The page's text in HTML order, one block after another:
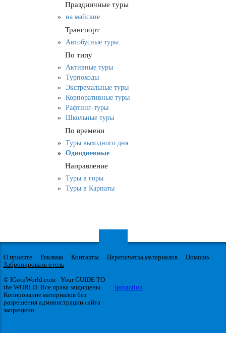
Праздничные туры
на майские
Транспорт
Автобусные туры
По типу
Активные туры
Турпоходы
Экстремальные туры
Корпоративные туры
Рафтинг-туры
Школьные туры
По времени
Туры выходного дня
Однодневные
Направление
Туры в горы
Туры в Карпаты
О проекте Реклама Контакты Перепечатка материалов
Помощь
Забронировать отель
© IGotoWorld.com - Your GUIDE TO
the WORLD. Все права защищены.
Копирование материалов без
разрешения администрации сайта
запрещено.
iproaction